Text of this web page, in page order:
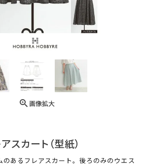
画像拡大
スカート（型紙）
あるフレアスカート。後ろのみのウエス